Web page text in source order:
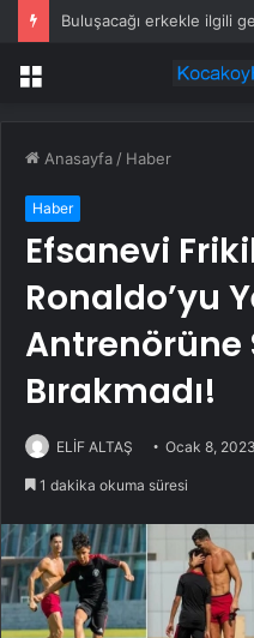
Menü
Anasayfa / Haber
Haber
Efsanevi
Ronaldo’yu
Antrenörüne
Bırakmadı!
ELİF ALTAŞ Ocak 8, 2023
1 dakika okuma süresi